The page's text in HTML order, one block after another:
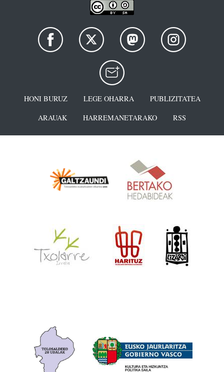
HONI BURUZ LEGE OHARRA
PUBLIZITATEA
ARAUAK
HARREMANETARAKO RSS